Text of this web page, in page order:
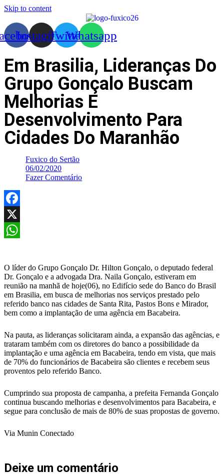
Skip to content
InstagramTwitterWhatsapp
Em Brasilia, Lideranças Do
Grupo Gonçalo Buscam
Melhorias E
Desenvolvimento Para
Cidades Do Maranhão
Fuxico do Sertão
06/02/2020
Fazer Comentário
Facebook
X
O líder do Grupo Gonçalo Dr. Hilton Gonçalo, o deputado federal
Dr. Gonçalo e a advogada Dra. Naila Gonçalo, estiveram em
reunião na manhã de hoje(06), no Edifício sede do Banco do Brasil
em Brasilia, em busca de melhorias nos serviços prestado pelo
referido banco nas cidades de Santa Rita, Pastos Bons e Mirador,
bem como a implantação de uma agência em Bacabeira.
Na pauta, as lideranças solicitaram ainda, a expansão das agências, e
trataram também com os diretores do banco a possibilidade da
implantação e uma agência em Bacabeira, tendo em vista, que mais
de 70% do funcionários de Bacabeira são clientes e recebem seus
proventos pelo referido Banco.
Cumprindo sua proposta de campanha, a prefeita Fernanda Gonçalo
continua buscando melhorias e desenvolvimentos para Bacabeira, e
segue para conclusão de mais de 80% de suas propostas de governo.
Via Munin Conectado
Deixe um comentário